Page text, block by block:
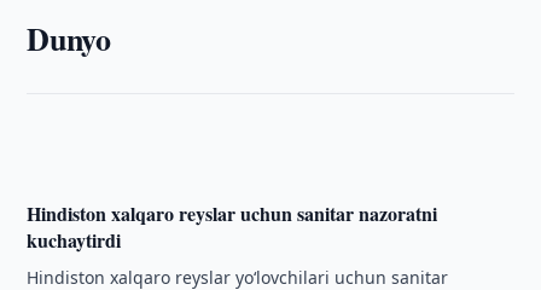
Dunyo
Venesuelada zilzila qurbonlari soni 3,3 mingdan oshdi
Hindiston xalqaro reyslar uchun sanitar nazoratni
kuchaytirdi
Hindiston xalqaro reyslar yo‘lovchilari uchun sanitar